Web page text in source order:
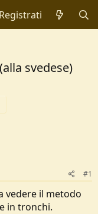
Registrati
svedese)
#1
vedere il metodo
in tronchi.